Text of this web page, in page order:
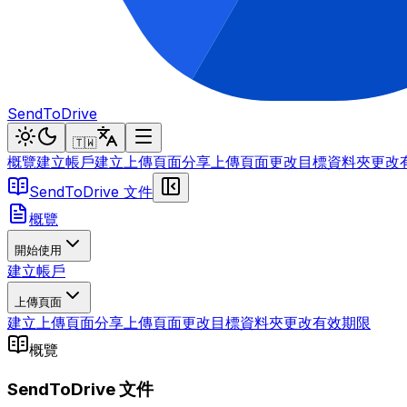
SendToDrive
🇹🇼
概覽建立帳戶建立上傳頁面分享上傳頁面更改目標資料夾更改
SendToDrive 文件
概覽
開始使用
建立帳戶
上傳頁面
建立上傳頁面分享上傳頁面更改目標資料夾更改有效期限
概覽
SendToDrive 文件